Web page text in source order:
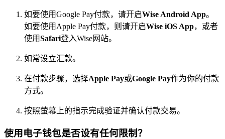
如要使用Google Pay付款，请开启Wise Android App。
如要使用Apple Pay付款，则请开启Wise iOS App，或者
使用Safari登入Wise网站。
如常设立汇款。
在付款步骤，选择Apple Pay或Google Pay作为你的付款
方式。
按照萤幕上的指示完成验证并确认付款交易。
使用电子钱包是否设有任何限制？